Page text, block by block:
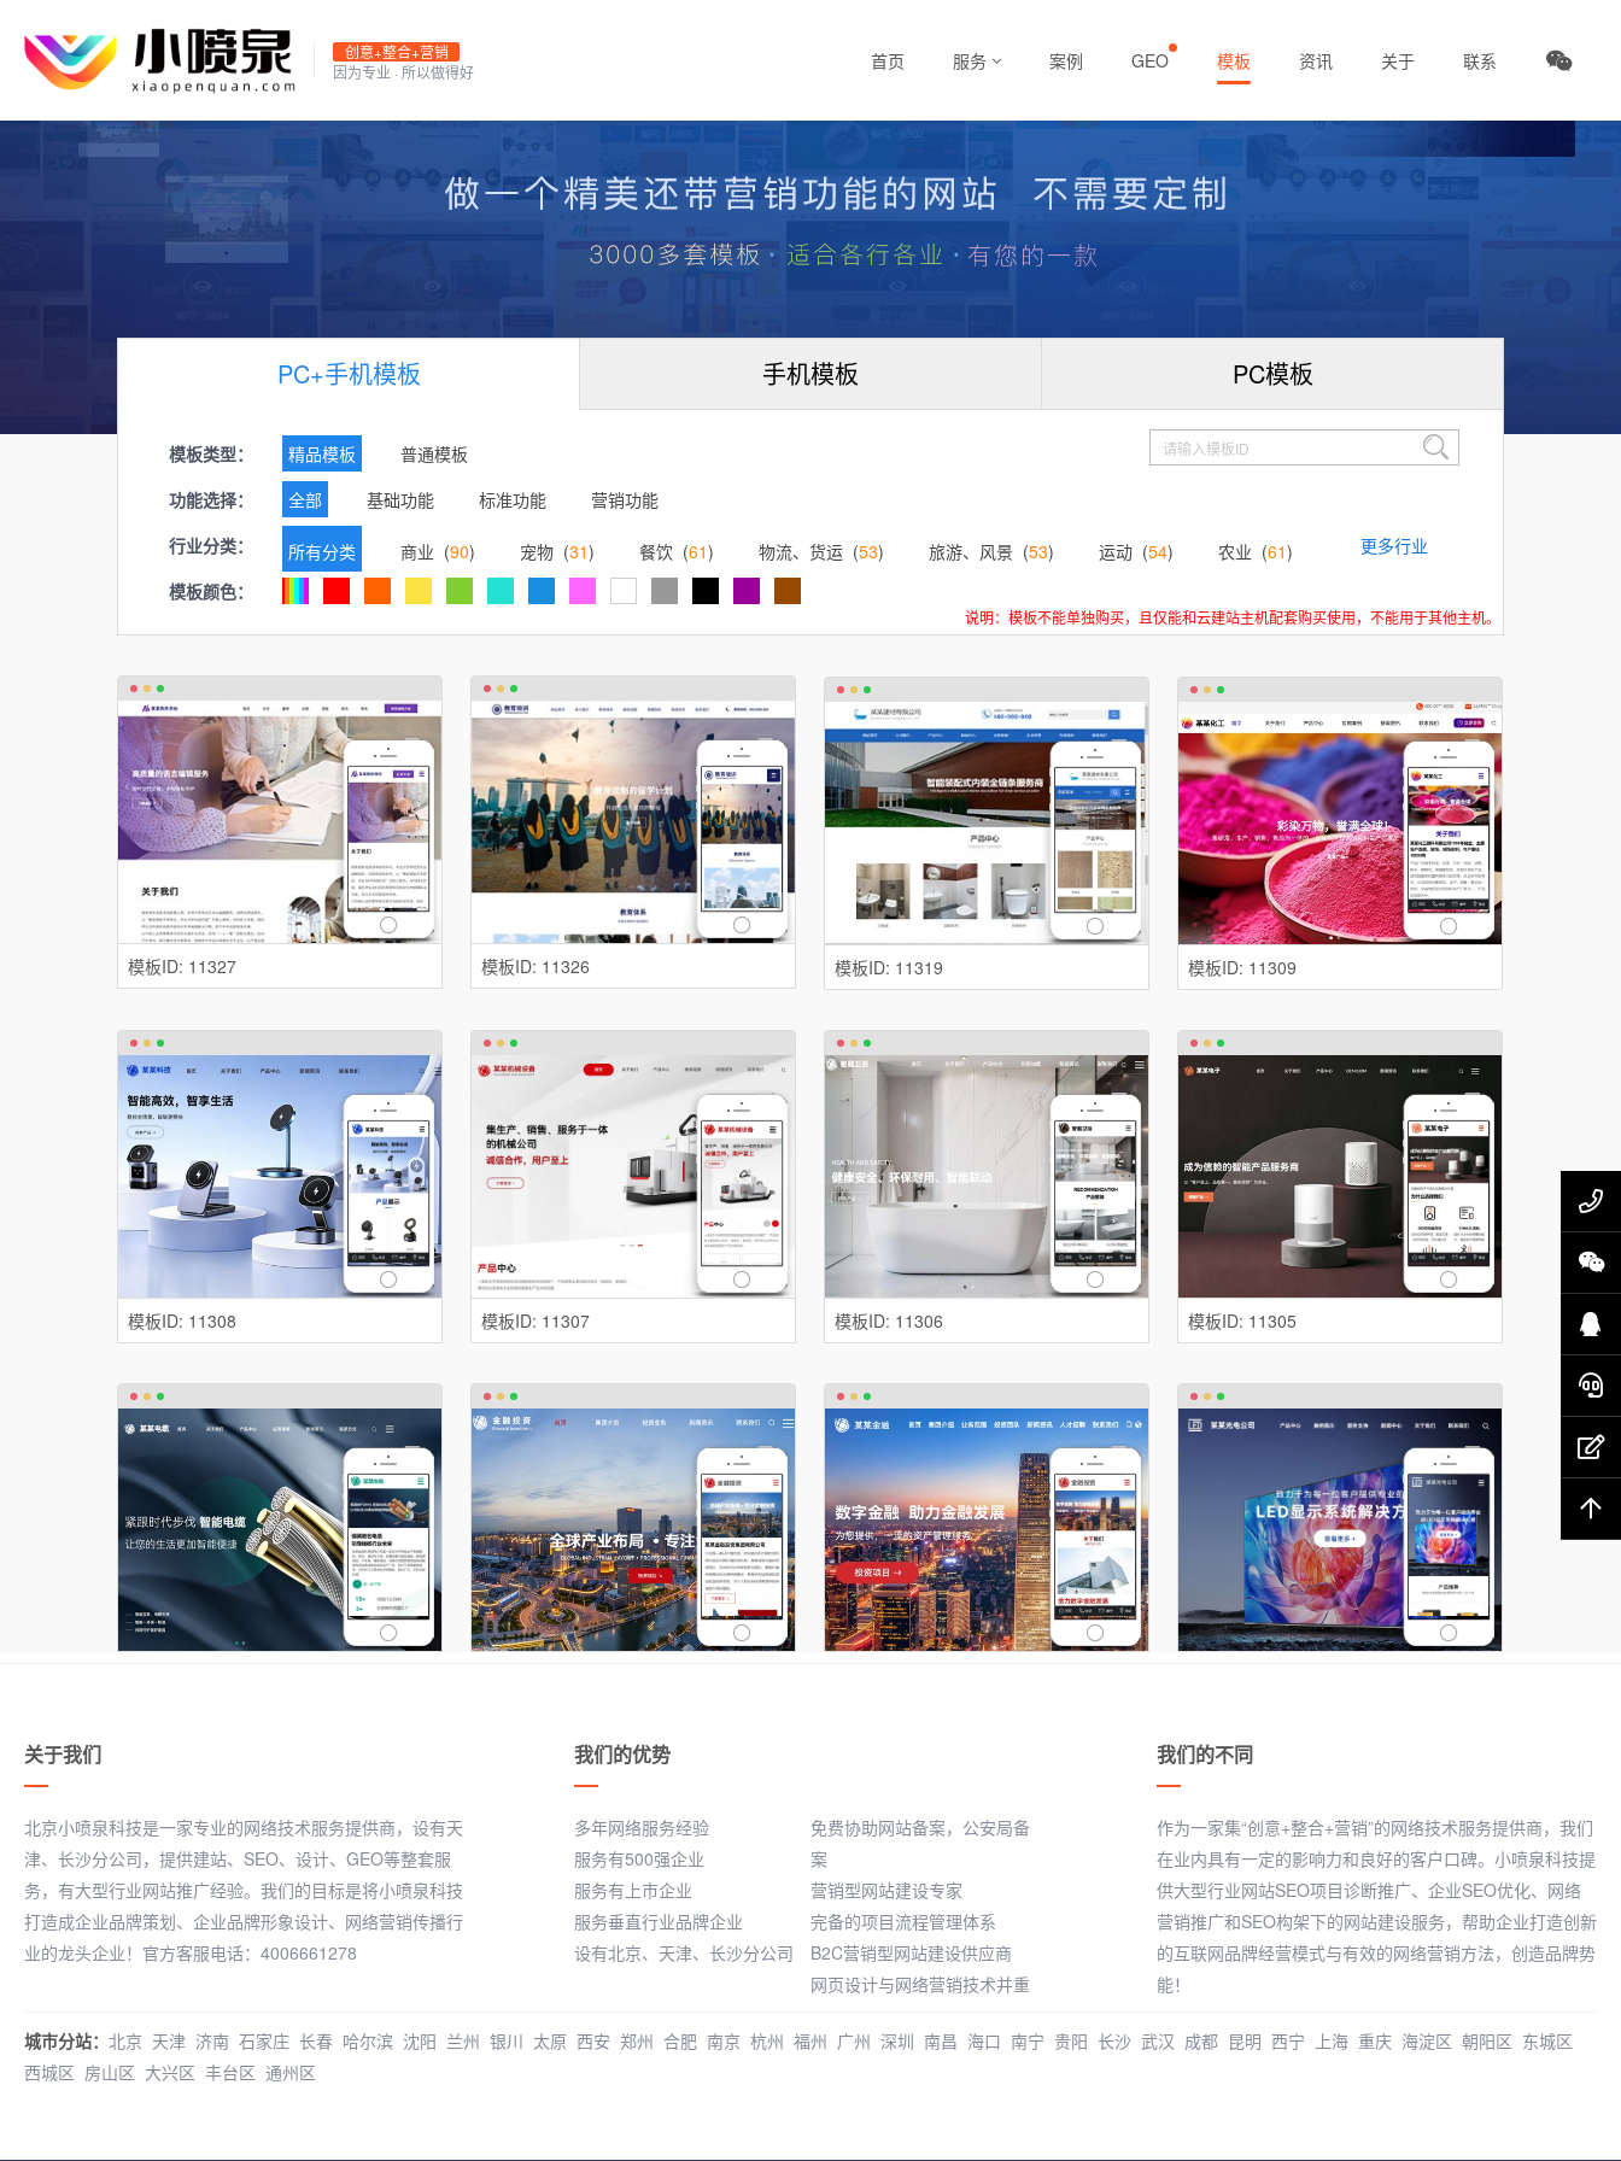
创意+整合+营销
因为专业 · 所以做得好
首页 服务 案例 GEO 模板 资讯 关于 联系
关于我们
北京小喷泉科技是一家专业的网络技术服务提供商，设有天
津、长沙分公司，提供建站、SEO、设计、GEO等整套服
务，有大型行业网站推广经验。我们的目标是将小喷泉科技
打造成企业品牌策划、企业品牌形象设计、网络营销传播行
业的龙头企业！官方客服电话：4006661278
我们的优势
多年网络服务经验
服务有500强企业
服务有上市企业
服务垂直行业品牌企业
设有北京、天津、长沙分公司
免费协助网站备案，公安局备
案
营销型网站建设专家
完备的项目流程管理体系
B2C营销型网站建设供应商
网页设计与网络营销技术并重
我们的不同
作为一家集“创意+整合+营销”的网络技术服务提供商，我们
在业内具有一定的影响力和良好的客户口碑。小喷泉科技提
供大型行业网站SEO项目诊断推广、企业SEO优化、网络
营销推广和SEO构架下的网站建设服务，帮助企业打造创新
的互联网品牌经营模式与有效的网络营销方法，创造品牌势
能！
城市分站： 北京 天津 济南 石家庄 长春 哈尔滨 沈阳 兰州 银川 太原 西安 郑州 合肥 南京 杭州 福州 广州 深圳 南昌 海口 南宁 贵阳 长沙 武汉 成都 昆明 西宁 上海 重庆 海淀区 朝阳区 东城区
西城区 房山区 大兴区 丰台区 通州区
点
点
售
填